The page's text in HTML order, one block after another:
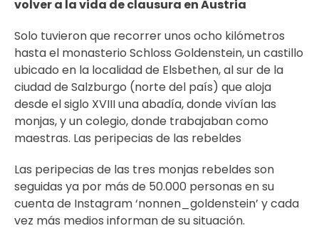
volver a la vida de clausura en Austria
Solo tuvieron que recorrer unos ocho kilómetros
hasta el monasterio Schloss Goldenstein, un castillo
ubicado en la localidad de Elsbethen, al sur de la
ciudad de Salzburgo (norte del país) que aloja
desde el siglo XVIII una abadía, donde vivían las
monjas, y un colegio, donde trabajaban como
maestras. Las peripecias de las rebeldes
Las peripecias de las tres monjas rebeldes son
seguidas ya por más de 50.000 personas en su
cuenta de Instagram ‘nonnen_goldenstein’ y cada
vez más medios informan de su situación.